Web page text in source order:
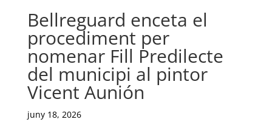
Bellreguard enceta el
procediment per
nomenar Fill Predilecte
del municipi al pintor
Vicent Aunión
juny 18, 2026